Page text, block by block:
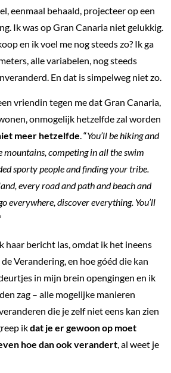
eenmaal behaald, projecteer op een
Ik was op Gran Canaria niet gelukkig.
en ik voel me nog steeds zo? Ik ga
alle variabelen, nog steeds
En dat is simpelweg niet zo.
vriendin tegen me dat Gran Canaria,
onmogelijk hetzelfde zal worden
meer hetzelfde. “You’ll be hiking and
competing in all the swim
sporty people and finding your tribe.
every road and path and beach and
everywhere, discover everything. You’ll
haar bericht las, omdat ik het ineens
Verandering, en hoe góéd die kan
in mijn brein opengingen en ik
zag – alle mogelijke manieren
die je zelf niet eens kan zien
ikdat je er gewoon op moet
hoe dan ook verandert , al weet je